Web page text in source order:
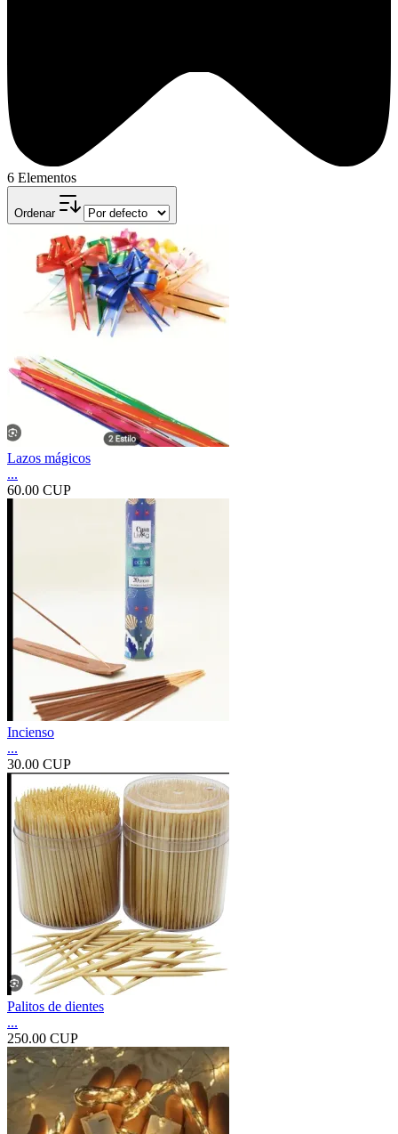
6 Elementos
Ordenar
Lazos mágicos
...
60.00 CUP
Incienso
...
30.00 CUP
Palitos de dientes
...
250.00 CUP